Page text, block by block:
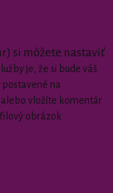
si môžete nastaviť
je, že si bude váš
na
vložíte komentár
obrázok